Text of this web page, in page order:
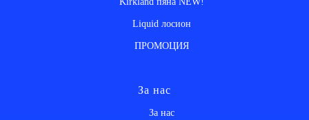
Liquid лосион
ПРОМОЦИЯ
За нас
За нас